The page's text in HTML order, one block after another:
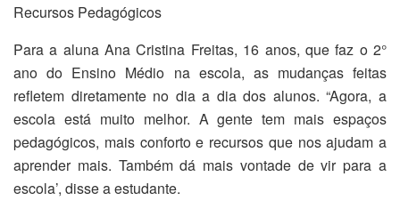
Recursos Pedagógicos
Para a aluna Ana Cristina Freitas, 16 anos, que faz o 2°
ano do Ensino Médio na escola, as mudanças feitas
refletem diretamente no dia a dia dos alunos. “Agora, a
escola está muito melhor. A gente tem mais espaços
pedagógicos, mais conforto e recursos que nos ajudam a
aprender mais. Também dá mais vontade de vir para a
escola’, disse a estudante.